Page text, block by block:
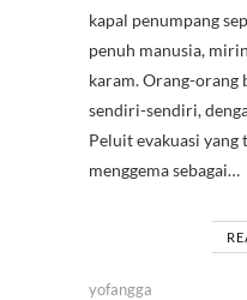
kapal penumpang
penuh manusia,
karam. Orang-
sendiri-sendiri,
Peluit evakuasi
menggema sebagai…
yofangga